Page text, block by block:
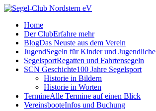
Home
Der ClubErfahre mehr
BlogDas Neuste aus dem Verein
JugendSegeln für Kinder und Jugendliche
SegelsportRegatten und Fahrtensegeln
SCN Geschichte100 Jahre Segelsport
Historie in Bildern
Historie in Worten
TermineAlle Termine auf einen Blick
VereinsbooteInfos und Buchung